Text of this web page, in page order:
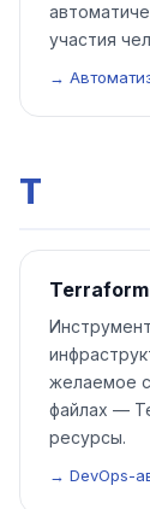
участия
→
T
Terraform
желаемое
файлах —
ресурсы.
→ DevOps-